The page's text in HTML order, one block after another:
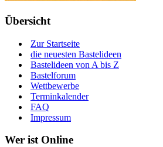
Übersicht
Zur Startseite
die neuesten Bastelideen
Bastelideen von A bis Z
Bastelforum
Wettbewerbe
Terminkalender
FAQ
Impressum
Wer ist Online